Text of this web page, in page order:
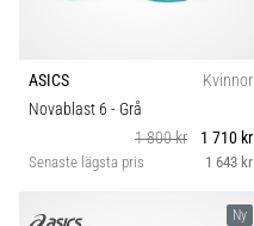
ASICS
Kvinnor
Novablast 6 - Grå
1 800 kr
1 710 kr
Senaste lägsta pris 1 643 kr
Ny